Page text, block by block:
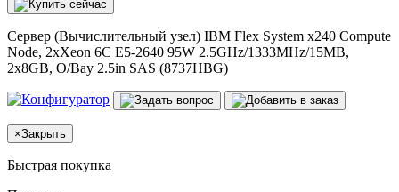
Сервер (Вычислительный узел) IBM Flex System x240 Compute
Node, 2xXeon 6C E5-2640 95W 2.5GHz/1333MHz/15MB,
2x8GB, O/Bay 2.5in SAS (8737HBG)
×Закрыть
Быстрая покупка